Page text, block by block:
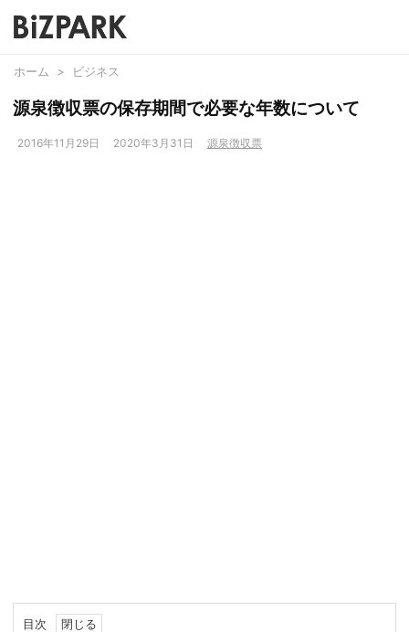
ホーム > ビジネス
源泉徴収票の保存期間で必要な年数について
2016年11月29日 2020年3月31日 源泉徴収票
目次